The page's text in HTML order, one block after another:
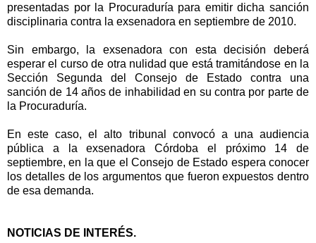
presentadas por la Procuraduría para emitir dicha sanción
disciplinaria contra la exsenadora en septiembre de 2010.
Sin embargo, la exsenadora con esta decisión deberá
esperar el curso de otra nulidad que está tramitándose en la
Sección Segunda del Consejo de Estado contra una
sanción de 14 años de inhabilidad en su contra por parte de
la Procuraduría.
En este caso, el alto tribunal convocó a una audiencia
pública a la exsenadora Córdoba el próximo 14 de
septiembre, en la que el Consejo de Estado espera conocer
los detalles de los argumentos que fueron expuestos dentro
de esa demanda.
NOTICIAS DE INTERÉS.